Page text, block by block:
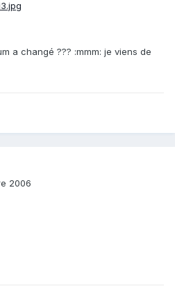
a changé ??? :mmm: je viens de
2006